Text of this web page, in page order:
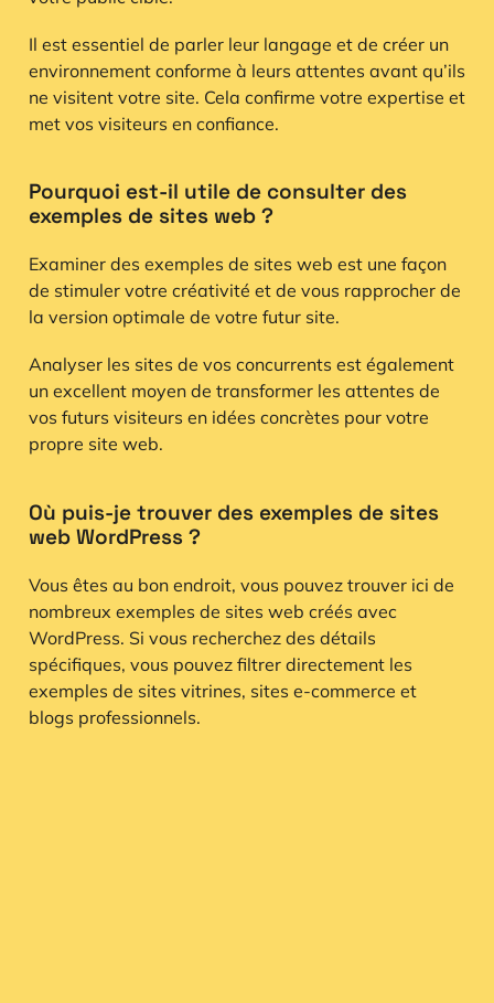
Il est essentiel de parler leur langage et de créer un
environnement conforme à leurs attentes avant qu’ils
ne visitent votre site. Cela confirme votre expertise et
met vos visiteurs en confiance.
Pourquoi est-il utile de consulter des
exemples de sites web ?
Examiner des exemples de sites web est une façon
de stimuler votre créativité et de vous rapprocher de
la version optimale de votre futur site.
Analyser les sites de vos concurrents est également
un excellent moyen de transformer les attentes de
vos futurs visiteurs en idées concrètes pour votre
propre site web.
Où puis-je trouver des exemples de sites
web WordPress ?
Vous êtes au bon endroit, vous pouvez trouver ici de
nombreux exemples de sites web créés avec
WordPress. Si vous recherchez des détails
spécifiques, vous pouvez filtrer directement les
exemples de sites vitrines, sites e-commerce et
blogs professionnels.